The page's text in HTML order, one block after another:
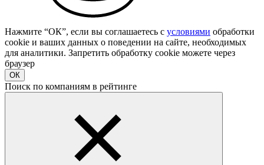
Нажмите “ОК”, если вы соглашаетесь с условиями обработки
cookie и ваших данных о поведении на сайте, необходимых
для аналитики. Запретить обработку cookie можете через
браузер
ОК
Поиск по компаниям в рейтинге